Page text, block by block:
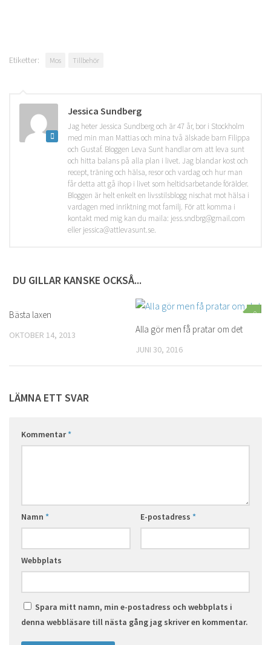
Etiketter: Mos Tillbehör
Jessica Sundberg
Jag heter Jessica Sundberg och är 47 år, bor i Stockholm
med min man Mattias och mina två älskade barn Filippa
och Gustaf. Bloggen Leva Sunt handlar om att leva sunt
och hitta balans på alla plan i livet. Jag blandar kost och
recept, träning och hälsa, resor och vardag och hur man
får detta att gå ihop i livet som heltidsarbetande förälder.
Bloggen är helt enkelt en livsstilsblogg nischat mot hälsa i
vardagen med inriktning mot familj. För att komma i
kontakt med mig kan du maila: jess.sndbrg@gmail.com
eller jessica@attlevasunt.se.
DU GILLAR KANSKE OCKSÅ...
Bästa laxen
OKTOBER 14, 2013
0
Alla gör men få pratar om det
JUNI 30, 2016
LÄMNA ETT SVAR
Kommentar*
Namn * E-postadress *
Webbplats
Spara mitt namn, min e-postadress och webbplats i
denna webbläsare till nästa gång jag skriver en kommentar.